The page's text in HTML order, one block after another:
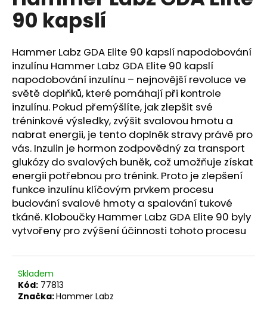
4,4
z
hvězdiček.
90 kapslí
Hammer Labz GDA Elite 90 kapslí napodobování
inzulínu Hammer Labz GDA Elite 90 kapslí
napodobování inzulínu – nejnovější revoluce ve
světě doplňků, které pomáhají při kontrole
inzulínu. Pokud přemýšlíte, jak zlepšit své
tréninkové výsledky, zvýšit svalovou hmotu a
nabrat energii, je tento doplněk stravy právě pro
vás. Inzulin je hormon zodpovědný za transport
glukózy do svalových buněk, což umožňuje získat
energii potřebnou pro trénink. Proto je zlepšení
funkce inzulínu klíčovým prvkem procesu
budování svalové hmoty a spalování tukové
tkáně. Kloboučky Hammer Labz GDA Elite 90 byly
vytvořeny pro zvýšení účinnosti tohoto procesu
Skladem
Kód: 77813
Značka:Hammer Labz
a
j
í
t
?
HLEDAT
D
o
p
o
u
č
u